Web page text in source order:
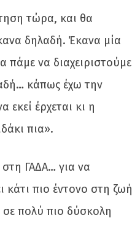
τώρα, και θα
δηλαδή. Έκανα μία
να διαχειριστούμε
κάπως έχω την
έρχεται κι η
πια».
ΓΑΔΑ… για να
πιο έντονο στη ζωή
πολύ πιο δύσκολη